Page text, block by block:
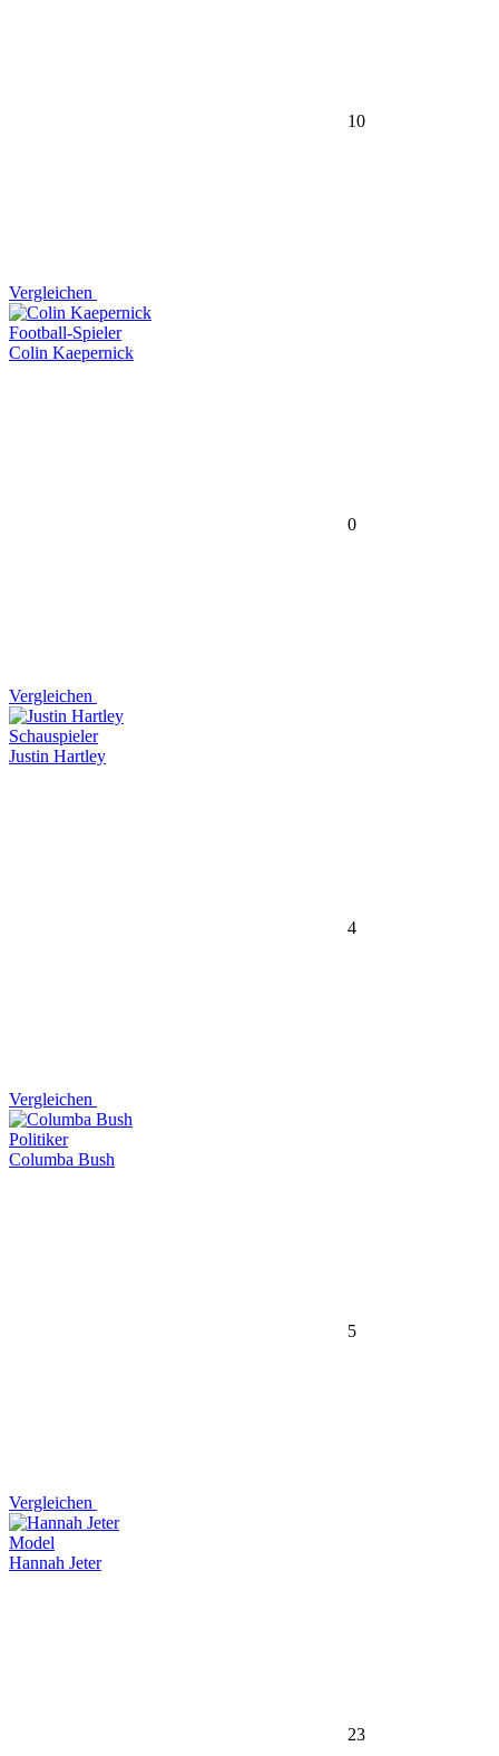
10
Vergleichen
Football-Spieler
Colin Kaepernick
0
Vergleichen
Schauspieler
Justin Hartley
4
Vergleichen
Politiker
Columba Bush
5
Vergleichen
Model
Hannah Jeter
23